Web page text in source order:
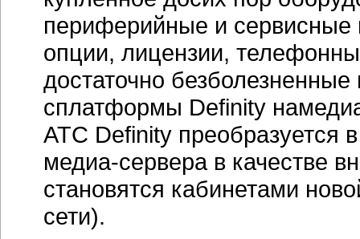
периферийные и
опции, лицензии,
достаточно
сплатформы Definity
АТС Definity преобразуется
медиа-серверав качестве
становятся кабинетами
сети).